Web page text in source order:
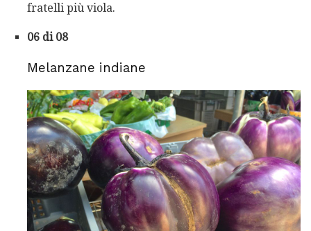
fratelli più viola.
06 di 08
Melanzane indiane